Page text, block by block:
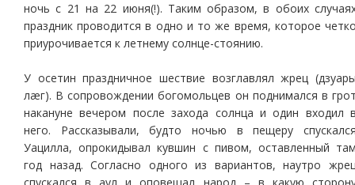
ночь с 21 на 22 июня(!). Таким образом, в обоих
праздник проводится в одно и то же время, которое
приурочивается к летнему солнце-стоянию.
У осетин праздничное шествие возглавлял жрец
лæг). В сопровождении богомольцев он поднимался в
накануне вечером после захода солнца и один входил
него. Рассказывали, будто ночью в пещеру
Уацилла, опрокидывал кувшин с пивом, оставленный
год назад. Согласно одного из вариантов, наутро